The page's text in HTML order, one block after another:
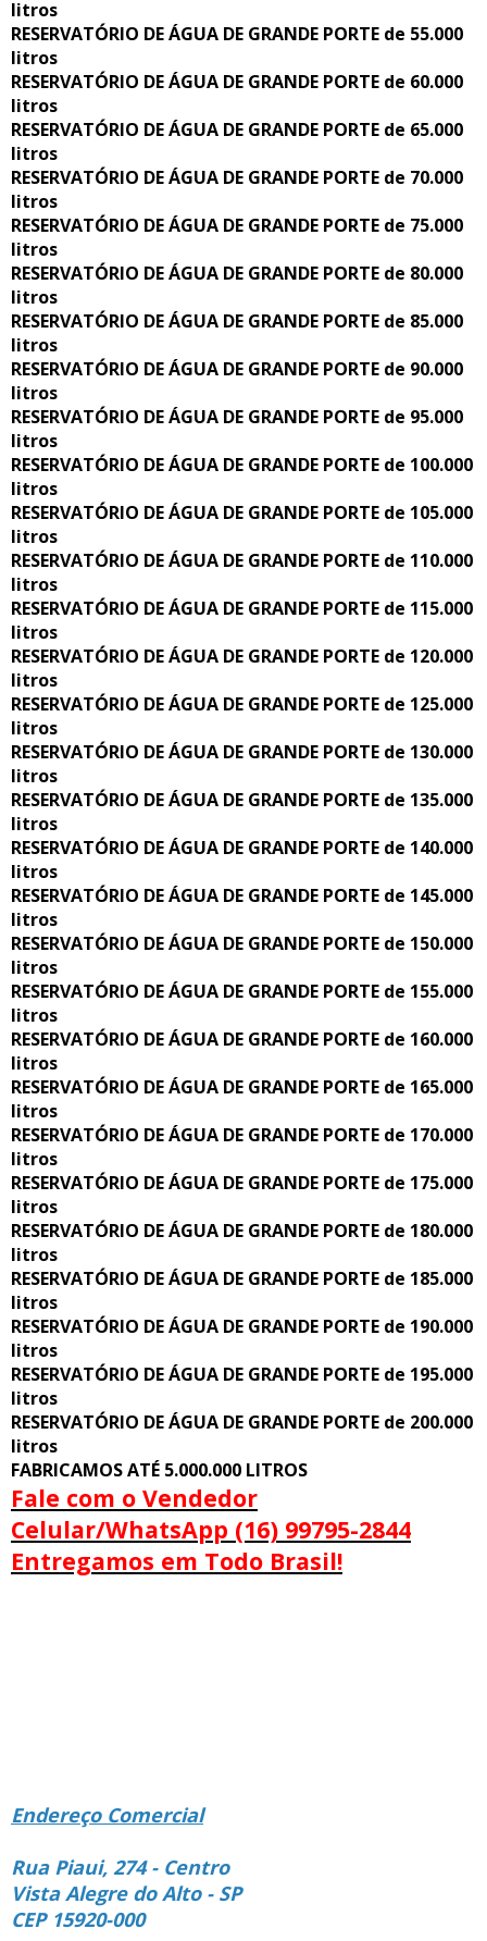
litros
RESERVATÓRIO DE ÁGUA DE GRANDE PORTE de 55.000
litros
RESERVATÓRIO DE ÁGUA DE GRANDE PORTE de 60.000
litros
RESERVATÓRIO DE ÁGUA DE GRANDE PORTE de 65.000
litros
RESERVATÓRIO DE ÁGUA DE GRANDE PORTE de 70.000
litros
RESERVATÓRIO DE ÁGUA DE GRANDE PORTE de 75.000
litros
RESERVATÓRIO DE ÁGUA DE GRANDE PORTE de 80.000
litros
RESERVATÓRIO DE ÁGUA DE GRANDE PORTE de 85.000
litros
RESERVATÓRIO DE ÁGUA DE GRANDE PORTE de 90.000
litros
RESERVATÓRIO DE ÁGUA DE GRANDE PORTE de 95.000
litros
RESERVATÓRIO DE ÁGUA DE GRANDE PORTE de 100.000
litros
RESERVATÓRIO DE ÁGUA DE GRANDE PORTE de 105.000
litros
RESERVATÓRIO DE ÁGUA DE GRANDE PORTE de 110.000
litros
RESERVATÓRIO DE ÁGUA DE GRANDE PORTE de 115.000
litros
RESERVATÓRIO DE ÁGUA DE GRANDE PORTE de 120.000
litros
RESERVATÓRIO DE ÁGUA DE GRANDE PORTE de 125.000
litros
RESERVATÓRIO DE ÁGUA DE GRANDE PORTE de 130.000
litros
RESERVATÓRIO DE ÁGUA DE GRANDE PORTE de 135.000
litros
RESERVATÓRIO DE ÁGUA DE GRANDE PORTE de 140.000
litros
RESERVATÓRIO DE ÁGUA DE GRANDE PORTE de 145.000
litros
RESERVATÓRIO DE ÁGUA DE GRANDE PORTE de 150.000
litros
RESERVATÓRIO DE ÁGUA DE GRANDE PORTE de 155.000
litros
RESERVATÓRIO DE ÁGUA DE GRANDE PORTE de 160.000
litros
RESERVATÓRIO DE ÁGUA DE GRANDE PORTE de 165.000
litros
RESERVATÓRIO DE ÁGUA DE GRANDE PORTE de 170.000
litros
RESERVATÓRIO DE ÁGUA DE GRANDE PORTE de 175.000
litros
RESERVATÓRIO DE ÁGUA DE GRANDE PORTE de 180.000
litros
RESERVATÓRIO DE ÁGUA DE GRANDE PORTE de 185.000
litros
RESERVATÓRIO DE ÁGUA DE GRANDE PORTE de 190.000
litros
RESERVATÓRIO DE ÁGUA DE GRANDE PORTE de 195.000
litros
RESERVATÓRIO DE ÁGUA DE GRANDE PORTE de 200.000
litros
FABRICAMOS ATÉ 5.000.000 LITROS
Fale com o Vendedor
Celular/WhatsApp (16) 99795-2844
Entregamos em Todo Brasil!
Endereço Comercial
Rua Piaui, 274 - Centro
Vista Alegre do Alto - SP
CEP 15920-000